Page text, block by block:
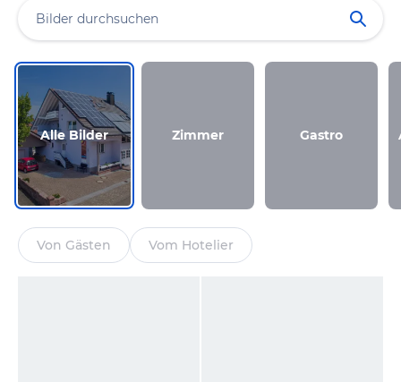
Alle Bilder Zimmer Gastro
Von Gästen Vom Hotelier